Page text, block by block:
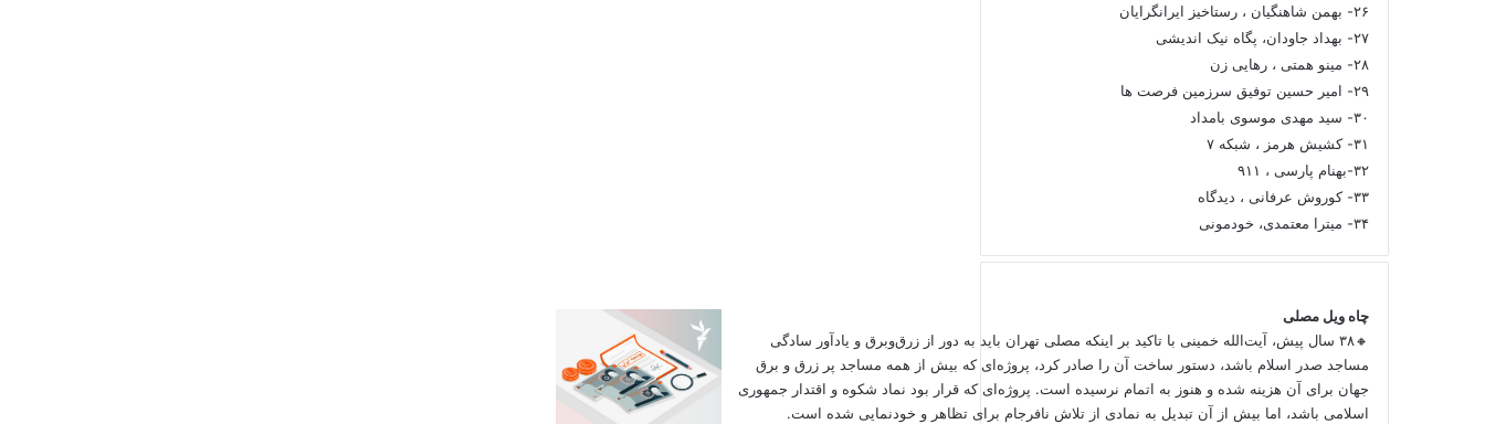
۲۶- بهمن شاهنگیان ، رستاخیز ایرانگرایان
۲۷- بهداد جاودان، پگاه نیک اندیشی
۲۸- مینو همتی ، رهایی زن
۲۹- امیر حسین توفیق سرزمین فرصت ها
۳۰- سید مهدی موسوی بامداد
۳۱- کشیش هرمز ، شبکه ۷
۳۲-بهنام پارسی ، ۹۱۱
۳۳- کوروش عرفانی ، دیدگاه
۳۴- میترا معتمدی، خودمونی
چاه ویل مصلی
🔸۳۸ سال پیش، آیت‌الله خمینی با تاکید بر اینکه مصلی تهران باید به دور از زرق‌وبرق و یادآور سادگی
مساجد صدر اسلام باشد، دستور ساخت آن را صادر کرد، پروژه‌ای که بیش از همه مساجد پر زرق و برق
جهان برای آن هزینه شده و هنوز به اتمام نرسیده است. پروژه‌ای که قرار بود نماد شکوه و اقتدار جمهوری
اسلامی باشد، اما بیش از آن تبدیل به نمادی از تلاش نافرجام برای تظاهر و خودنمایی شده است.